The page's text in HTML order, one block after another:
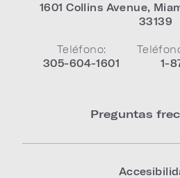
1601 Collins Avenue,
33139
Teléfono:
305-604-1601
1-
Preguntas